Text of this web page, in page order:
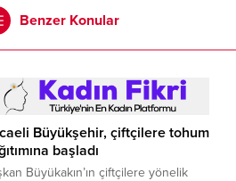
Benzer Konular
Büyükşehir, çiftçilere tohum
başladı
Büyükakın’ın çiftçilere yönelik